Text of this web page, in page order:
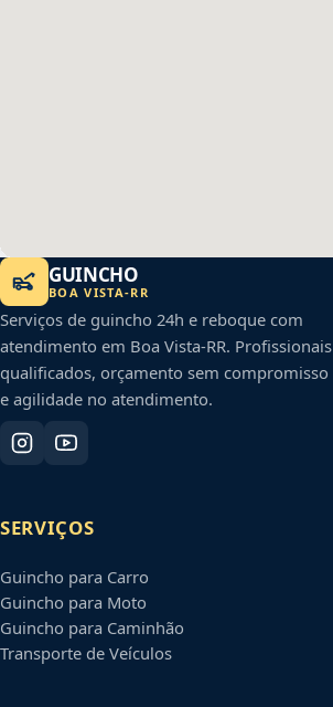
GUINCHO
BOA VISTA-RR
Serviços de guincho 24h e reboque com
atendimento em Boa Vista-RR. Profissionais
qualificados, orçamento sem compromisso
e agilidade no atendimento.
SERVIÇOS
Guincho para Carro
Guincho para Moto
Guincho para Caminhão
Transporte de Veículos